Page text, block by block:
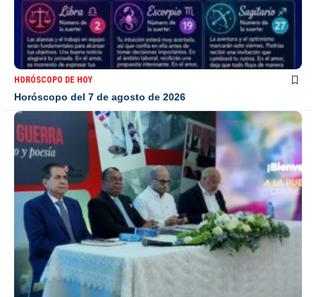
HORÓSCOPO DE HOY
Horóscopo del 7 de agosto de 2026